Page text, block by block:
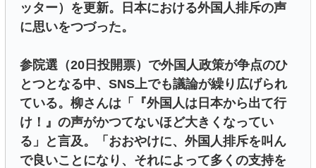
ッター）を更新。日本における外国人排斥の声
に思いをつづった。
参院選（20日投開票）で外国人政策が争点のひ
とつとなる中、SNS上でも議論が繰り広げられ
ている。柳さんは「『外国人は日本から出て行
け！』の声がかつてないほど大きくなってい
る」と言及。「おおやけに、外国人排斥を叫ん
で良いことになり、それによって多くの支持を